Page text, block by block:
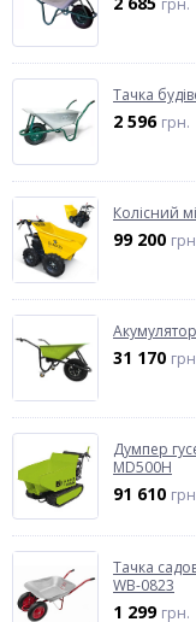
грн.
Тачка
2 596 грн.
Колісний
99 200
31 170
Думпер
MD500H
91 610
Тачка
WB-0823
1 299 грн.